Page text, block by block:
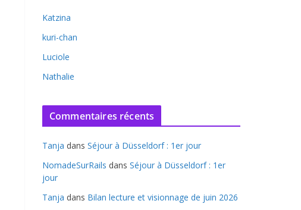
Katzina
kuri-chan
Luciole
Nathalie
Commentaires récents
Tanja dans Séjour à Düsseldorf : 1er jour
NomadeSurRails dans Séjour à Düsseldorf : 1er
jour
Tanja dans Bilan lecture et visionnage de juin 2026